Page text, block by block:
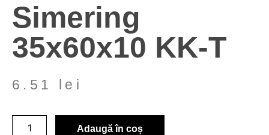
Simering
35x60x10 KK-T
6.51 lei
Adaugă în coș